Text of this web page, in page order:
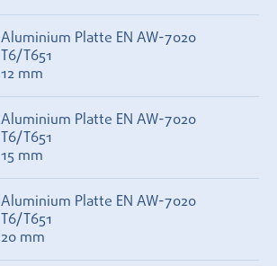
Aluminium Platte EN AW-7020
T6/T651
12 mm
Aluminium Platte EN AW-7020
T6/T651
15 mm
Aluminium Platte EN AW-7020
T6/T651
20 mm